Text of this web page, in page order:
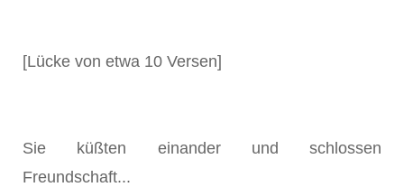
[Lücke von etwa 10 Versen]
Sie küßten einander und schlossen
Freundschaft...